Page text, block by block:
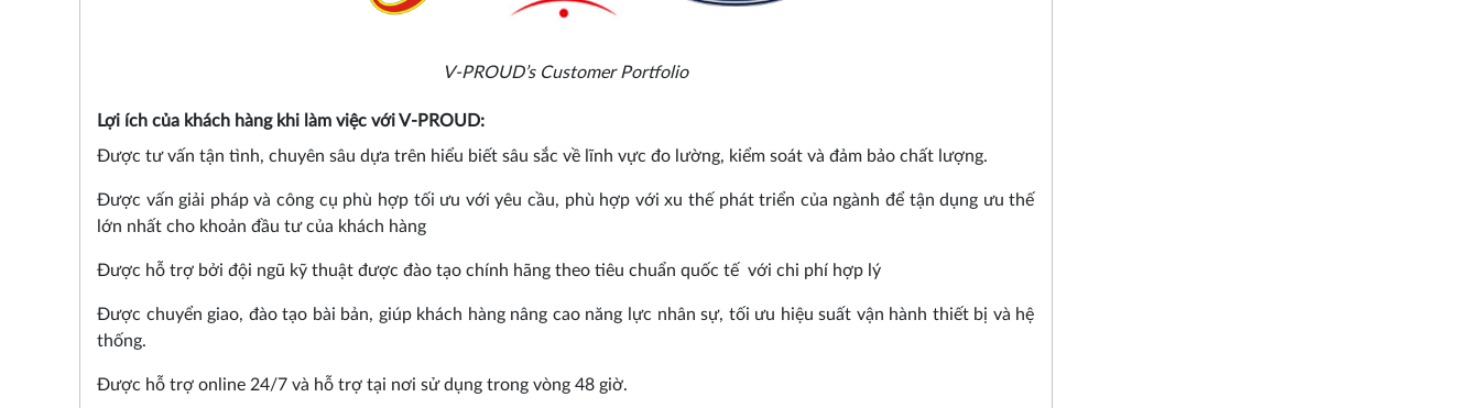
V-PROUD’s Customer Portfolio
Lợi ích của khách hàng khi làm việc với V-PROUD:
Được tư vấn tận tình, chuyên sâu dựa trên hiểu biết sâu sắc về lĩnh vực đo lường, kiểm soát và đảm bảo chất lượng.
Được vấn giải pháp và công cụ phù hợp tối ưu với yêu cầu, phù hợp với xu thế phát triển của ngành để tận dụng ưu thế
lớn nhất cho khoản đầu tư của khách hàng
Được hỗ trợ bởi đội ngũ kỹ thuật được đào tạo chính hãng theo tiêu chuẩn quốc tế với chi phí hợp lý
Được chuyển giao, đào tạo bài bản, giúp khách hàng nâng cao năng lực nhân sự, tối ưu hiệu suất vận hành thiết bị và hệ
thống.
Được hỗ trợ online 24/7 và hỗ trợ tại nơi sử dụng trong vòng 48 giờ.